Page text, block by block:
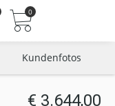
0
Kundenfotos
€ 3.644,00